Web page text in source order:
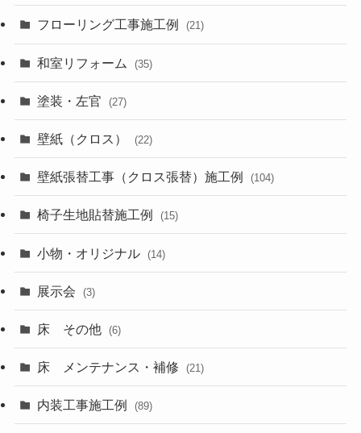
フローリング工事施工例 (21)
和室リフォーム (35)
塗装・左官 (27)
壁紙（クロス） (22)
壁紙張替工事（クロス張替）施工例 (104)
椅子生地貼替施工例 (15)
小物・オリジナル (14)
展示会 (3)
床 その他 (6)
床 メンテナンス・補修 (21)
内装工事施工例 (89)